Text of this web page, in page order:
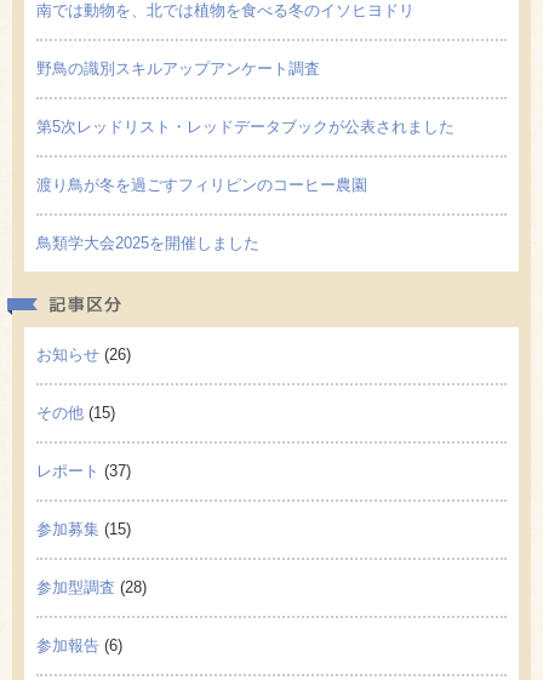
南では動物を、北では植物を食べる冬のイソヒヨドリ
野鳥の識別スキルアップアンケート調査
第5次レッドリスト・レッドデータブックが公表されました
渡り鳥が冬を過ごすフィリピンのコーヒー農園
鳥類学大会2025を開催しました
お知らせ (26)
その他 (15)
レポート (37)
参加募集 (15)
参加型調査 (28)
参加報告 (6)